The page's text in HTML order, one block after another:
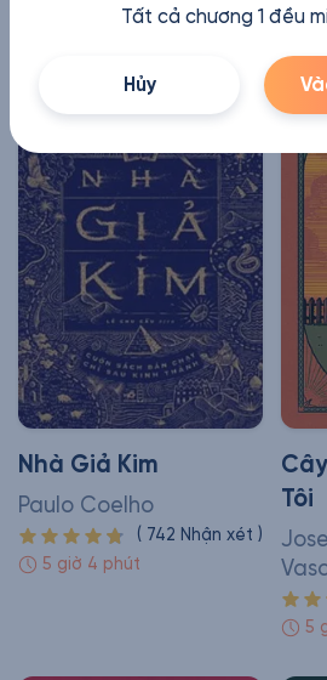
Nhà Giả Kim
Paulo Coelho
( 742 Nhận xét )
5 giờ 4 phút
Tôi
5
Tất cả chương 1 đều
Hủy